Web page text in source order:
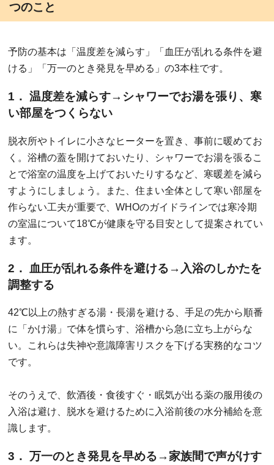
つのこと
予防の基本は「温度差を減らす」「血圧が乱れる条件を避
ける」「万一のとき発見を早める」の3本柱です。
1． 温度差を減らす→シャワーでお湯を張り、寒
い部屋をつくらない
脱衣所やトイレに小さなヒーターを置き、事前に暖めてお
く。浴槽の蓋を開けておいたり、シャワーでお湯を張るこ
とで浴室の温度を上げておいたりするなど、寒暖差を減ら
すようにしましょう。また、住まい全体として寒い部屋を
作らない工夫が重要で、WHOのガイドラインでは寒冷期
の室温について18℃が健康を守る目安として提案されてい
ます。
2． 血圧が乱れる条件を避ける→入浴のしかたを
調整する
42℃以上の熱すぎる湯・長湯を避ける、手足の先から順番
に「かけ湯」で体を慣らす、浴槽から急に立ち上がらな
い。これらは失神や意識障害リスクを下げる実務的なコツ
です。
そのうえで、飲酒後・食後すぐ・眠気が出る薬の服用後の
入浴は避け、脱水を避けるために入浴前後の水分補給を意
識します。
3． 万一のとき発見を早める→家族間で声がけす